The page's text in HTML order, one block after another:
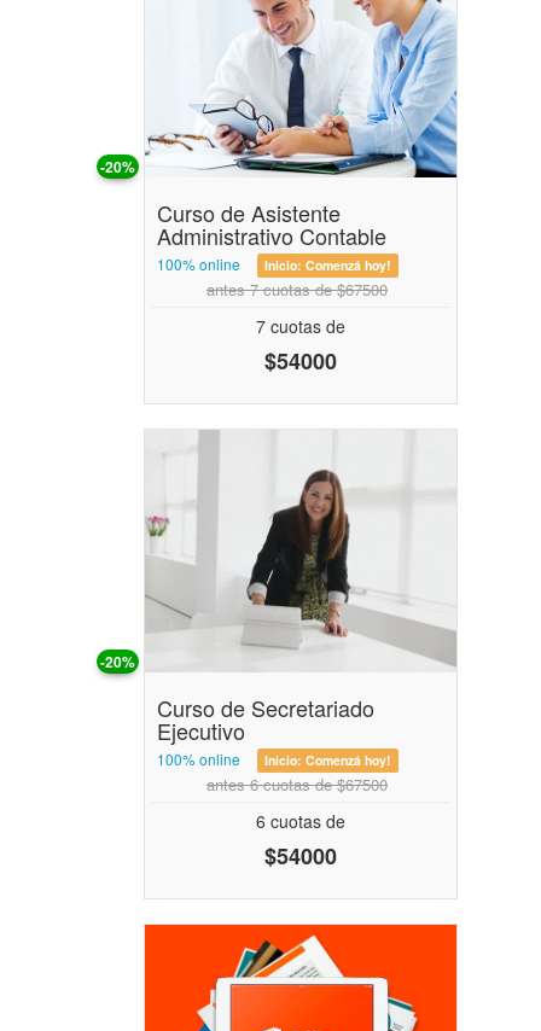
-20%
Curso de Asistente
Administrativo Contable
100% online Inicio: Comenzá hoy!
antes 7 cuotas de $67500
7 cuotas de
$54000
-20%
Curso de Secretariado
Ejecutivo
100% online Inicio: Comenzá hoy!
antes 6 cuotas de $67500
6 cuotas de
$54000